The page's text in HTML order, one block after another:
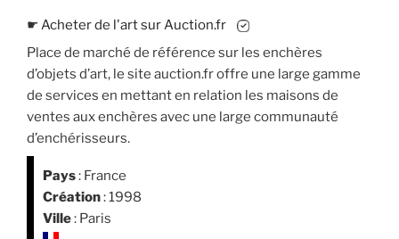
☛ Acheter de l'art sur Auction.fr
Place de marché de référence sur les enchères
d’objets d’art, le site auction.fr offre une large gamme
de services en mettant en relation les maisons de
ventes aux enchères avec une large communauté
d’enchérisseurs.
Pays: France
Création: 1998
Ville: Paris